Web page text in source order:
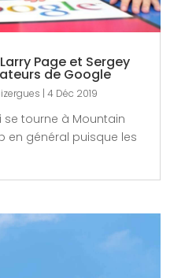
Page et Sergey
de Google
| 4 Déc 2019
tourne à Mountain
en général puisque les